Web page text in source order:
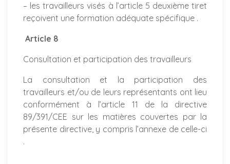
– les travailleurs visés à l’article 5 deuxième tiret
reçoivent une formation adéquate spécifique .
Article 8
Consultation et participation des travailleurs
La consultation et la participation des
travailleurs et/ou de leurs représentants ont lieu
conformément à l’article 11 de la directive
89/391/CEE sur les matières couvertes par la
présente directive, y compris l’annexe de celle-ci
.